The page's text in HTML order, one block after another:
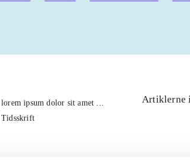
lorem ipsum dolor sit amet ...
Tidsskrift
Artiklerne